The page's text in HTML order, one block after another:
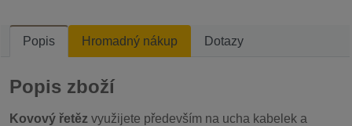
Popis Hromadný nákup Dotazy
Popis zboží
Kovový řetěz využijete především na ucha kabelek a